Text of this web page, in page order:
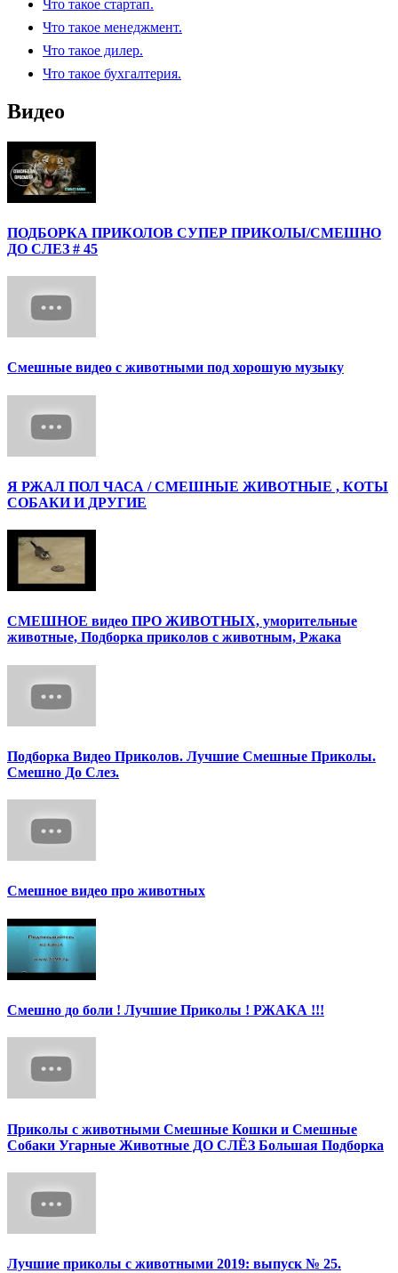
Что такое стартап.
Что такое менеджмент.
Что такое дилер.
Что такое бухгалтерия.
Видео
ПОДБОРКА ПРИКОЛОВ СУПЕР ПРИКОЛЫ/СМЕШНО
ДО СЛЕЗ # 45
Смешные видео с животными под хорошую музыку
Я РЖАЛ ПОЛ ЧАСА / СМЕШНЫЕ ЖИВОТНЫЕ , КОТЫ
СОБАКИ И ДРУГИЕ
СМЕШНОЕ видео ПРО ЖИВОТНЫХ, уморительные
животные, Подборка приколов с животным, Ржака
Подборка Видео Приколов. Лучшие Смешные Приколы.
Смешно До Слез.
Смешное видео про животных
Смешно до боли ! Лучшие Приколы ! РЖАКА !!!
Приколы с животными Смешные Кошки и Смешные
Собаки Угарные Животные ДО СЛЁЗ Большая Подборка
Лучшие приколы с животными 2019: выпуск № 25.